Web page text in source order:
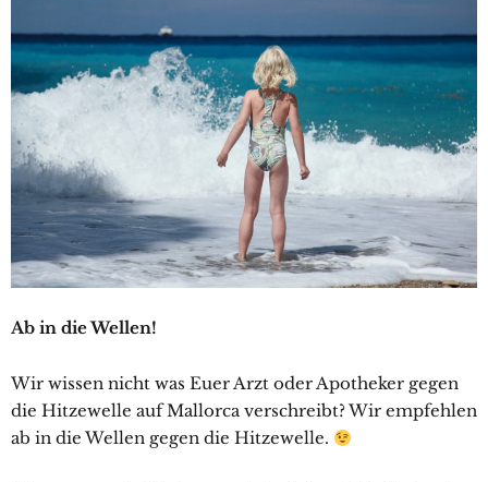
Ab in die Wellen!
Wir wissen nicht was Euer Arzt oder Apotheker gegen
die Hitzewelle auf Mallorca verschreibt? Wir empfehlen
ab in die Wellen gegen die Hitzewelle.